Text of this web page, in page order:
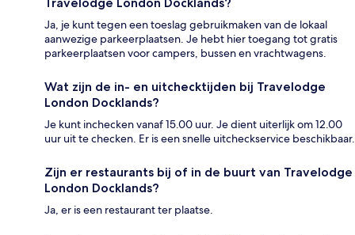
Ja, je kunt tegen een toeslag gebruikmaken van de lokaal
aanwezige parkeerplaatsen. Je hebt hier toegang tot gratis
parkeerplaatsen voor campers, bussen en vrachtwagens.
Wat zijn de in- en uitchecktijden bij Travelodge
London Docklands?
Je kunt inchecken vanaf 15.00 uur. Je dient uiterlijk om 12.00
uur uit te checken. Er is een snelle uitcheckservice beschikbaar.
Zijn er restaurants bij of in de buurt van Travelodge
London Docklands?
Ja, er is een restaurant ter plaatse.